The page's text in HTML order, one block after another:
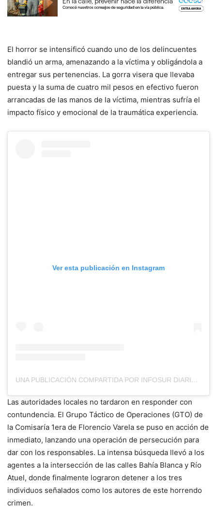
El horror se intensificó cuando uno de los delincuentes
blandió un arma, amenazando a la víctima y obligándola a
entregar sus pertenencias. La gorra visera que llevaba
puesta y la suma de cuatro mil pesos en efectivo fueron
arrancadas de las manos de la víctima, mientras sufría el
impacto físico y emocional de la traumática experiencia.
Ver esta publicación en Instagram
UNA PUBLICACIÓN COMPARTIDA POR INFOSUR DIARIO (@DIARIOINFOSUR)
Las autoridades locales no tardaron en responder con
contundencia. El Grupo Táctico de Operaciones (GTO) de
la Comisaría 1era de Florencio Varela se puso en acción de
inmediato, lanzando una operación de persecución para
dar con los responsables. La intensa búsqueda llevó a los
agentes a la intersección de las calles Bahía Blanca y Río
Atuel, donde finalmente lograron detener a los tres
individuos señalados como los autores de este horrendo
crimen.